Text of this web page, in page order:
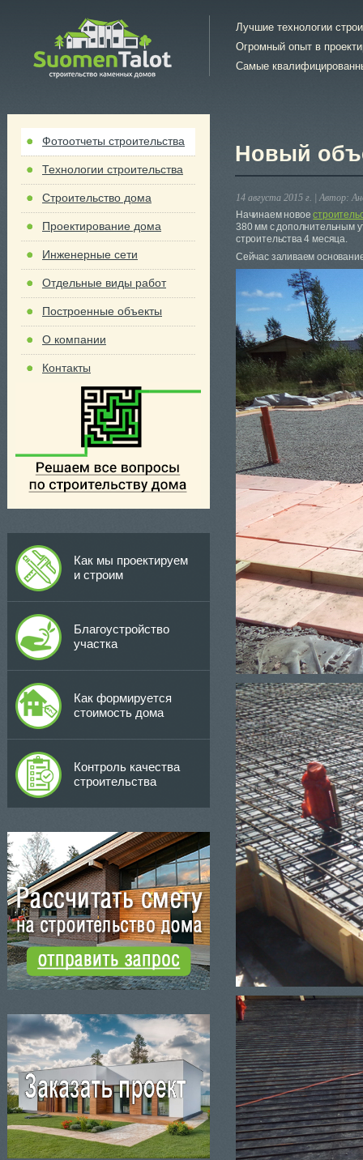
Лучшие технологии
Огромный опыт в
Самые
Фотоотчеты строительства
Технологии строительства
Строительство дома
Проектирование дома
Инженерные сети
Отдельные виды работ
Построенные объекты
О компании
Контакты
Как мы проектируем
и строим
Благоустройство
участка
Как формируется
стоимость дома
Контроль качества
строительства
Новый
14 августа 2015 г. | Автор:
Начинаем новое
380 мм с дополнительным
строительства 4 месяца.
Сейчас заливаем